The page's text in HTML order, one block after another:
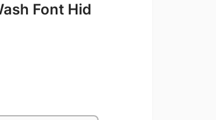
Font Hid